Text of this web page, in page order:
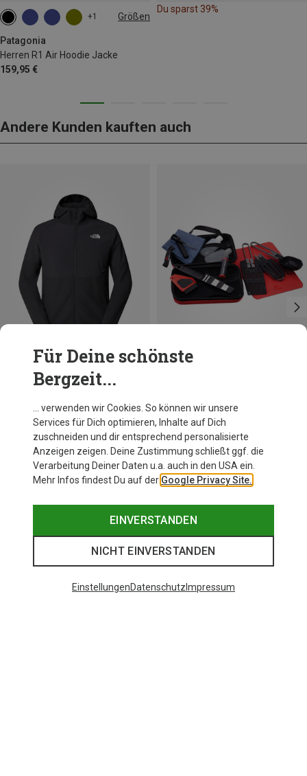
+1 Größen
Patagonia
Herren R1 Air Hoodie Jacke
159,95 €
S M L XL XXL
Du sparst 39%
Andere Kunden kauften auch
Du sparst 23%
Für Deine schönste
Bergzeit...
… verwenden wir Cookies. So können wir unsere
Services für Dich optimieren, Inhalte auf Dich
zuschneiden und dir entsprechend personalisierte
Anzeigen zeigen. Deine Zustimmung schließt ggf. die
Verarbeitung Deiner Daten u.a. auch in den USA ein.
Mehr Infos findest Du auf der Google Privacy Site.
EINVERSTANDEN
NICHT EINVERSTANDEN
EinstellungenDatenschutz Impressum